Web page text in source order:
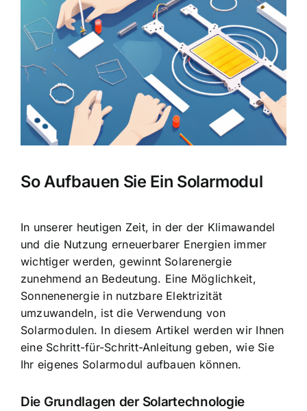
So Aufbauen Sie Ein Solarmodul
In unserer heutigen Zeit, in der der Klimawandel
und die Nutzung erneuerbarer Energien immer
wichtiger werden, gewinnt Solarenergie
zunehmend an Bedeutung. Eine Möglichkeit,
Sonnenenergie in nutzbare Elektrizität
umzuwandeln, ist die Verwendung von
Solarmodulen. In diesem Artikel werden wir Ihnen
eine Schritt-für-Schritt-Anleitung geben, wie Sie
Ihr eigenes Solarmodul aufbauen können.
Die Grundlagen der Solartechnologie